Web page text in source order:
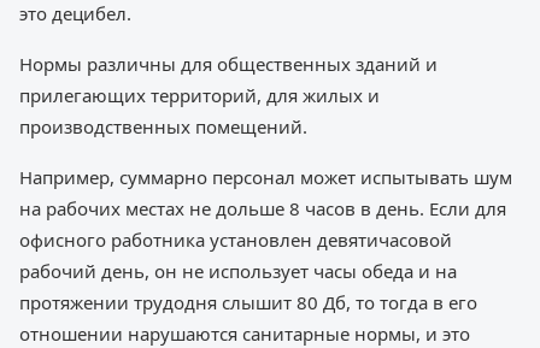
это децибел.
Нормы различны для общественных зданий и
прилегающих территорий, для жилых и
производственных помещений.
Например, суммарно персонал может испытывать шум
на рабочих местах не дольше 8 часов в день. Если для
офисного работника установлен девятичасовой
рабочий день, он не использует часы обеда и на
протяжении трудодня слышит 80 Дб, то тогда в его
отношении нарушаются санитарные нормы, и это